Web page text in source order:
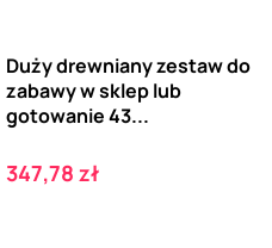
Duży drewniany zestaw do
zabawy w sklep lub
gotowanie 43...
Cena
347,78 zł